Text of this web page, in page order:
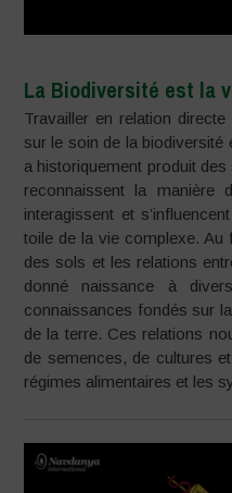
La Biodiversité est la
Travailler en relation
sur le soin de la
a historiquement produit
reconnaissent la
interagissent et
toile de la vie complexe. Au
des sols et les relations
donné naissance à
connaissances fondés sur
de la terre. Ces relations
de semences, de cultures
régimes alimentaires et les